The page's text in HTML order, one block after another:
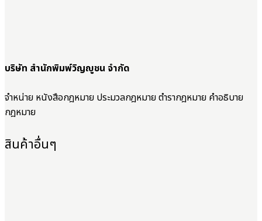
บริษัท สำนักพิมพ์วิญญูชน จำกัด
จำหน่าย หนังสือกฎหมาย ประมวลกฎหมาย ตำรากฎหมาย คำอธิบาย
กฎหมาย
สินค้าอื่นๆ